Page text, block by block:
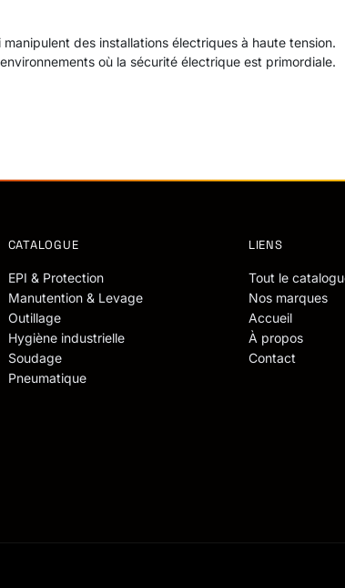
des installations électriques à haute tension.
où la sécurité électrique est primordiale.
CATALOGUE
EPI & Protection
Manutention & Levage
Outillage
Hygiène industrielle
Soudage
Pneumatique
LIENS
Tout le
Nos marques
Accueil
À propos
Contact